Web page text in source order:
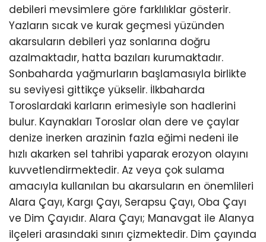
debileri mevsimlere göre farklılıklar gösterir.
Yazların sıcak ve kurak geçmesi yüzünden
akarsuların debileri yaz sonlarına doğru
azalmaktadır, hatta bazıları kurumaktadır.
Sonbaharda yağmurların başlamasıyla birlikte
su seviyesi gittikçe yükselir. İlkbaharda
Toroslardaki karların erimesiyle son hadlerini
bulur. Kaynakları Toroslar olan dere ve çaylar
denize inerken arazinin fazla eğimi nedeni ile
hızlı akarken sel tahribi yaparak erozyon olayını
kuvvetlendirmektedir. Az veya çok sulama
amacıyla kullanılan bu akarsuların en önemlileri
Alara Çayı, Kargı Çayı, Serapsu Çayı, Oba Çayı
ve Dim Çayıdır. Alara Çayı; Manavgat ile Alanya
ilçeleri arasındaki sınırı çizmektedir. Dim çayında